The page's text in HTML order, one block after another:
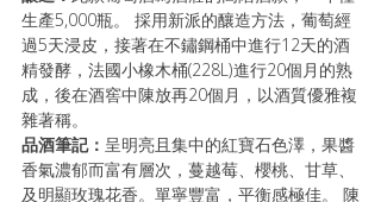
生產5,000瓶。 採用新派的釀造方法，葡萄經
過5天浸皮，接著在不鏽鋼桶中進行12天的酒
精發酵，法國小橡木桶(228L)進行20個月的熟
成，後在酒窖中陳放再20個月，以酒質優雅複
雜著稱。
品酒筆記： 呈明亮且集中的紅寶石色澤，果醬
香氣濃郁而富有層次，蔓越莓、櫻桃、甘草、
及明顯玫瑰花香。單寧豐富，平衡感極佳。 陳